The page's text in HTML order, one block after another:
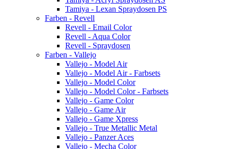
Tamiya - Lexan Spraydosen PS
Farben - Revell
Revell - Email Color
Revell - Aqua Color
Revell - Spraydosen
Farben - Vallejo
Vallejo - Model Air
Vallejo - Model Air - Farbsets
Vallejo - Model Color
Vallejo - Model Color - Farbsets
Vallejo - Game Color
Vallejo - Game Air
Vallejo - Game Xpress
Vallejo - True Metallic Metal
Vallejo - Panzer Aces
Vallejo - Mecha Color